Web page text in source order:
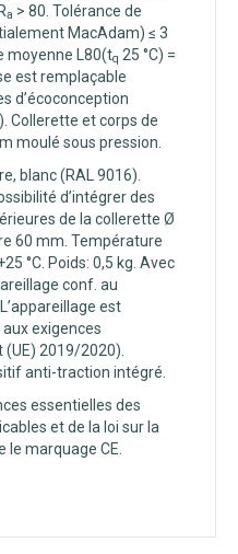
a > 80. Tolérance de
MacAdam) ≤ 3
moyenne L80(tq 25 °C) =
est remplaçable
d’écoconception
Collerette et corps de
moulé sous pression.
blanc (RAL 9016).
d’intégrer des
de la collerette Ø
60 mm. Température
°C. Poids: 0,5 kg. Avec
conf. au
est
exigences
2019/2020).
anti-traction intégré.
essentielles des
et de la loi sur la
marquage CE.